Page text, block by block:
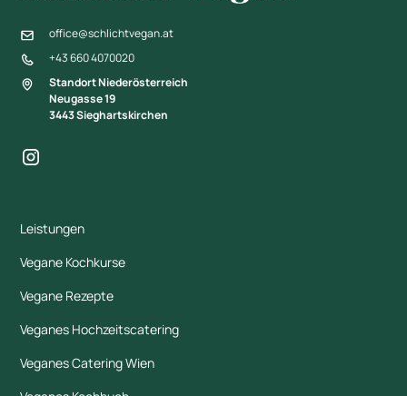
office@schlichtvegan.at
+43 660 4070020
Standort Niederösterreich
Neugasse 19
3443 Sieghartskirchen
Leistungen
Vegane Kochkurse
Vegane Rezepte
Veganes Hochzeitscatering
Veganes Catering Wien